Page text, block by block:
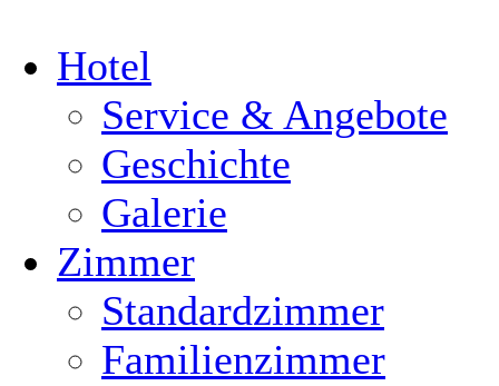
Hotel
Service & Angebote
Geschichte
Galerie
Zimmer
Standardzimmer
Familienzimmer